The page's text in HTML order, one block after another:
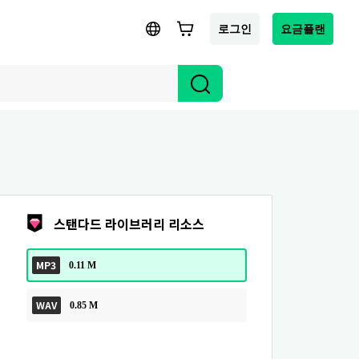
로그인 요금플랜
스탠다드 라이브러리 리소스
MP3 0.11 M
WAV 0.85 M